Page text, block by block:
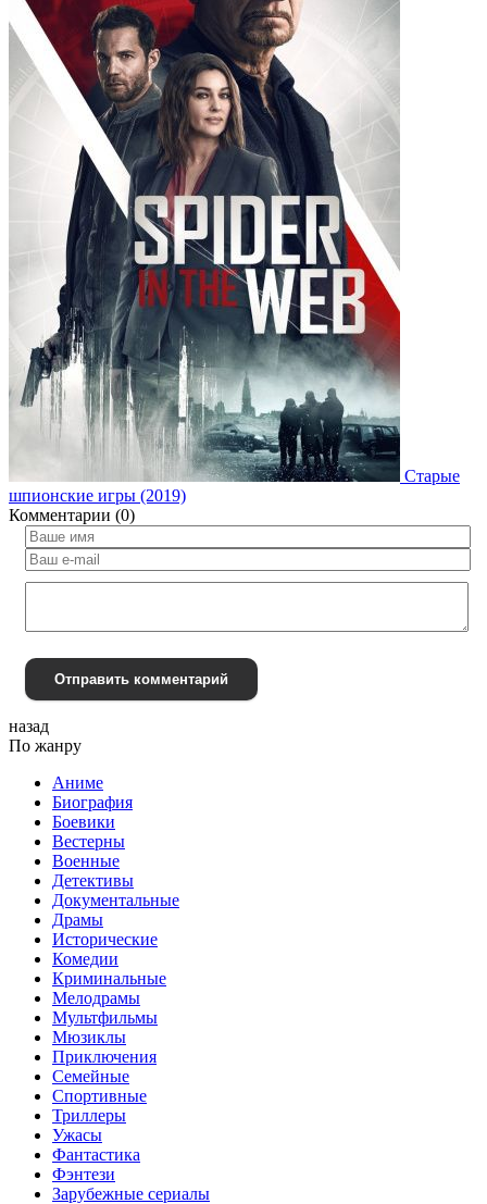
Старые
шпионские игры (2019)
Комментарии (0)
Отправить комментарий
назад
По жанру
Аниме
Биография
Боевики
Вестерны
Военные
Детективы
Документальные
Драмы
Исторические
Комедии
Криминальные
Мелодрамы
Мультфильмы
Мюзиклы
Приключения
Семейные
Спортивные
Триллеры
Ужасы
Фантастика
Фэнтези
Зарубежные сериалы